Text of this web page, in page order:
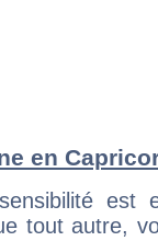
en
est
tout autre,